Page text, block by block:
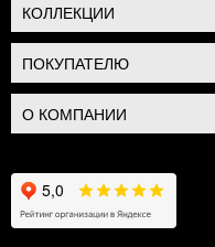
КОЛЛЕКЦИИ
ПОКУПАТЕЛЮ
О КОМПАНИИ